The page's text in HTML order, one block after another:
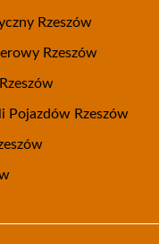
Rzeszów
Rzeszów
Pojazdów Rzeszów